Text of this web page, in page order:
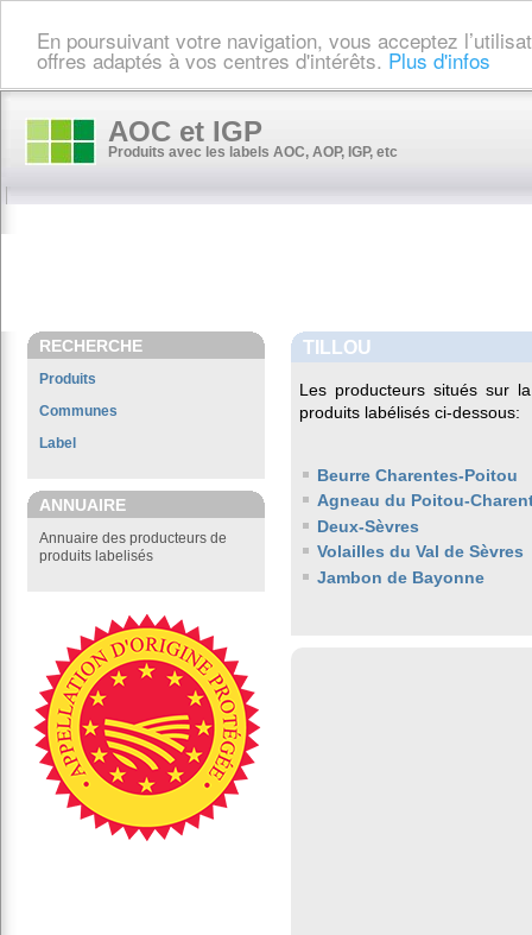
En poursuivant votre navigation, vous acceptez
offres adaptés à vos centres d'intérêts. Plus d'infos
AOC et IGP
Produits avec les labels AOC, AOP, IGP, etc
RECHERCHE
Produits
Communes
Label
ANNUAIRE
Annuaire des producteurs de
produits labelisés
TILLOU
Les producteurs situés sur
produits labélisés ci-dessous:
Beurre Charentes-Poitou
Agneau du Poitou-
Deux-Sèvres
Volailles du Val de Sèvres
Jambon de Bayonne